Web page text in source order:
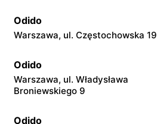
Odido
Warszawa, ul. Częstochowska 19
Odido
Warszawa, ul. Władysława
Broniewskiego 9
Odido